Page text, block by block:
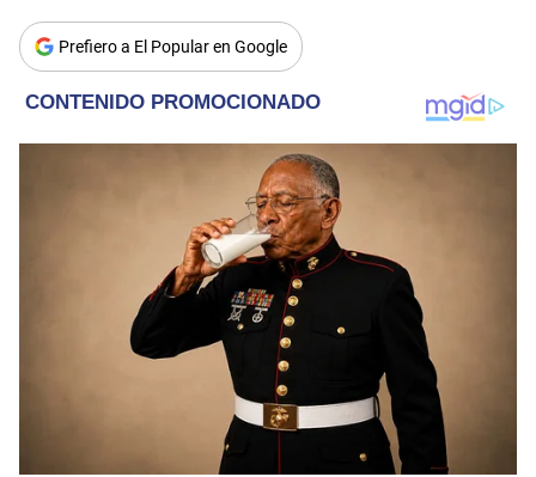
Prefiero a El Popular en Google